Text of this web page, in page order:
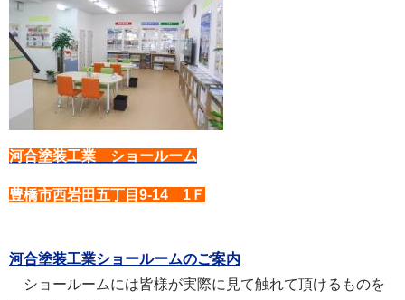
河合塗装工業 ショールーム
豊橋市西岩田五丁目9-14 1Ｆ
河合塗装工業ショールームのご案内
ショールームには皆様が実際に見て触れて頂けるものを